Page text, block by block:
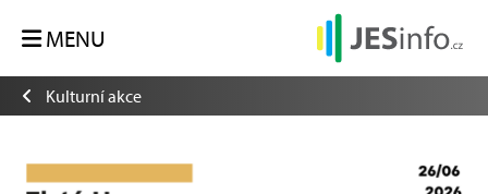
MENU
Kulturní akce